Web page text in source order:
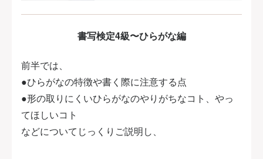
書写検定4級〜ひらがな編
前半では、
●ひらがなの特徴や書く際に注意する点
●形の取りにくいひらがなのやりがちなコト、やっ
てほしいコト
などについてじっくりご説明し、